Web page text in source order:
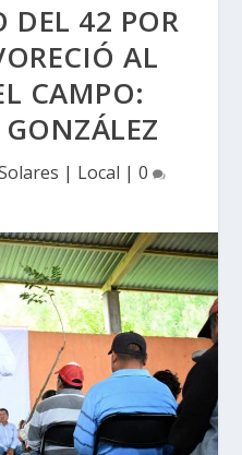
DEL 42 POR
AL
CAMPO:
| Local | 0